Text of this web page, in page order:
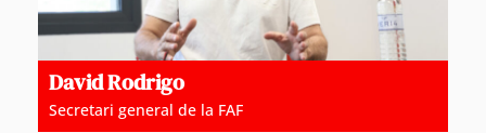
David Rodrigo
Secretari general de la FAF